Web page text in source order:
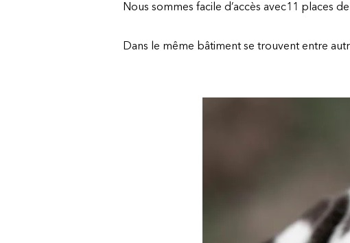
Nous sommes facile d’accès avec11 places
Dans le même bâtiment se trouvent entre